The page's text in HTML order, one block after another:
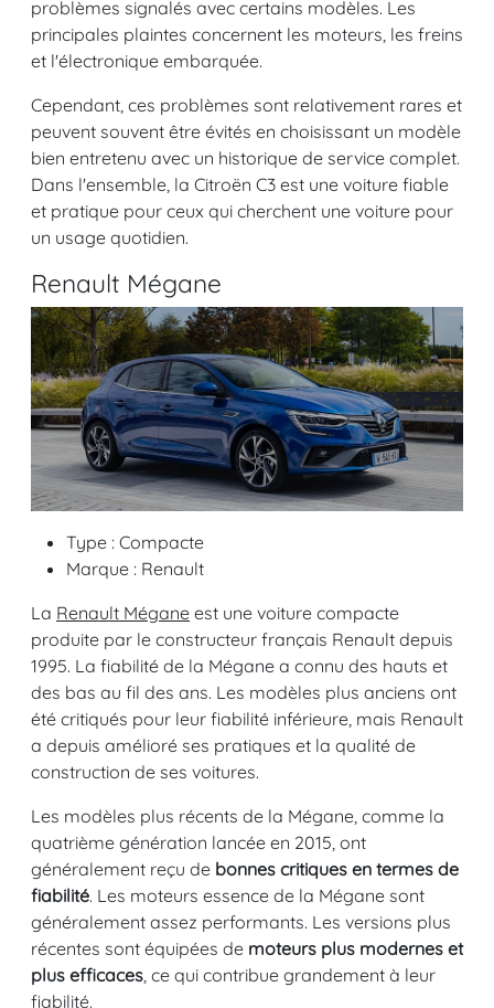
problèmes signalés avec certains modèles. Les
principales plaintes concernent les moteurs, les freins
et l'électronique embarquée.
Cependant, ces problèmes sont relativement rares et
peuvent souvent être évités en choisissant un modèle
bien entretenu avec un historique de service complet.
Dans l'ensemble, la Citroën C3 est une voiture fiable
et pratique pour ceux qui cherchent une voiture pour
un usage quotidien.
Renault Mégane
Type : Compacte
Marque : Renault
La Renault Mégane est une voiture compacte
produite par le constructeur français Renault depuis
1995. La fiabilité de la Mégane a connu des hauts et
des bas au fil des ans. Les modèles plus anciens ont
été critiqués pour leur fiabilité inférieure, mais Renault
a depuis amélioré ses pratiques et la qualité de
construction de ses voitures.
Les modèles plus récents de la Mégane, comme la
quatrième génération lancée en 2015, ont
généralement reçu de bonnes critiques en termes de
fiabilité. Les moteurs essence de la Mégane sont
généralement assez performants. Les versions plus
récentes sont équipées de moteurs plus modernes et
plus efficaces , ce qui contribue grandement à leur
fiabilité.